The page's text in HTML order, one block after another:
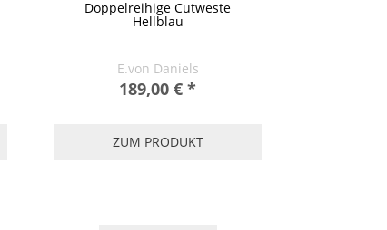
Doppelreihige Cutweste
Hellblau
E.von Daniels
189,00 € *
ZUM PRODUKT